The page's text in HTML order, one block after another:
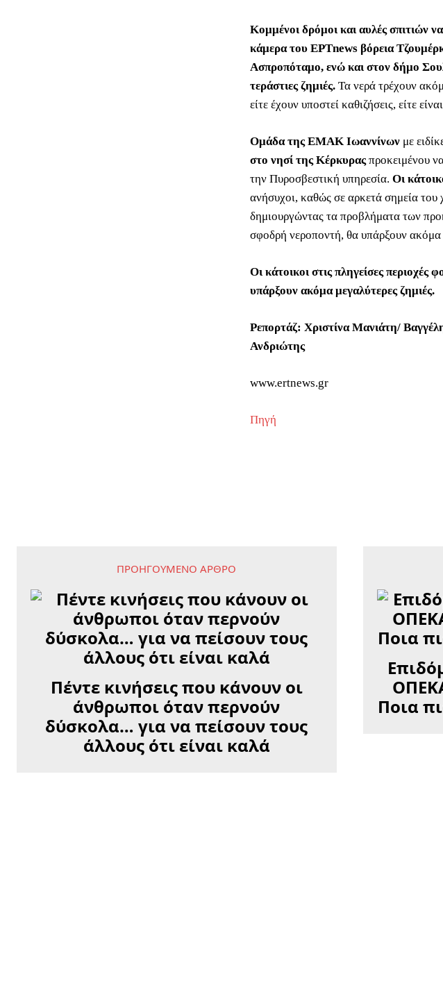
Κομμένοι δρόμοι και αυλές σπιτιών
κάμερα του ΕΡΤnews βόρεια
Ασπροπόταμο, ενώ και στον δήμο
τεράστιες ζημιές. Τα νερά τρέχουν
είτε έχουν υποστεί καθιζήσεις, είτε
Ομάδα της ΕΜΑΚ Ιωαννίνων με
στο νησί της Κέρκυρας προκειμένου
την Πυροσβεστική υπηρεσία. Οι
ανήσυχοι, καθώς σε αρκετά σημεία του
δημιουργώντας τα προβλήματα των
σφοδρή νεροποντή, θα υπάρξουν ακόμα
Οι κάτοικοι στις πληγείσες
υπάρξουν ακόμα μεγαλύτερες ζημιές.
Ρεπορτάζ: Χριστίνα Μανιάτη/
Ανδριώτης
www.ertnews.gr
Πηγή
ΠΡΟΗΓΟΎΜΕΝΟ ΆΡΘΡΟ
Πέντε κινήσεις που κάνουν οι
άνθρωποι όταν περνούν
δύσκολα… για να πείσουν τους
άλλους ότι είναι καλά
Ποια